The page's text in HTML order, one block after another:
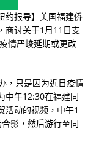
约报导】美国福建侨
商讨关于1月11日支
情严峻延期或更改
，只是因为近日疫情
中午12:30在福建同
活动的视频，中午1
影，然后游行至同